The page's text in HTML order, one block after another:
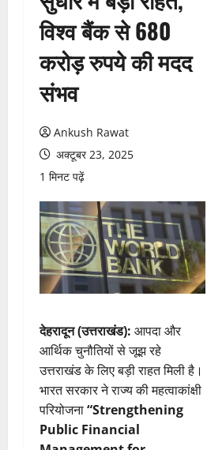
विश्व बैंक से 680
करोड़ रुपये की मदद
संभव
Ankush Rawat
अक्टूबर 23, 2025
1 मिनट पढ़ें
देहरादून (उत्तराखंड): आपदा और
आर्थिक चुनौतियों से जूझ रहे
उत्तराखंड के लिए बड़ी राहत मिली है।
भारत सरकार ने राज्य की महत्वाकांक्षी
परियोजना“Strengthening
Public Financial